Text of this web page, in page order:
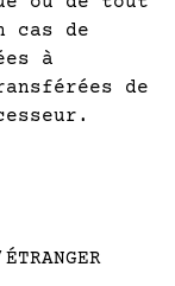
cas de
à
de